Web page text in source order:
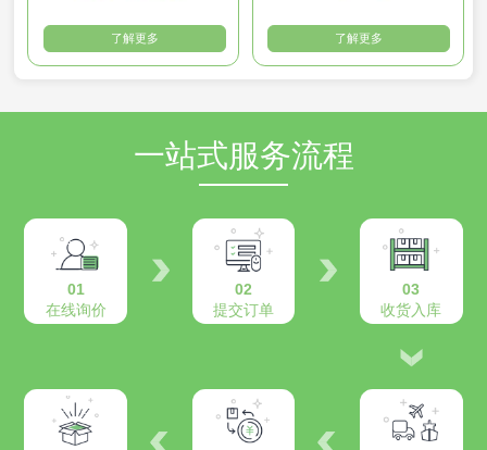
了解更多 了解更多
一站式服务流程
01
在线询价
02
提交订单
03
收货入库